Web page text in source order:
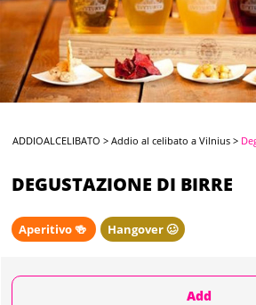
ADDIOALCELIBATO >Addio al celibato a Vilnius >
DEGUSTAZIONE DI BIRRE
Aperitivo 🍻 Hangover 🥴
Add